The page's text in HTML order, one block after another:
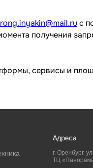
с
получения
сервисы и
г. Оренбург,
ТЦ
Адреса